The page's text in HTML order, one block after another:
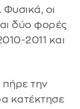
οι
δύο φορές
2011 και
την
κατέκτησε